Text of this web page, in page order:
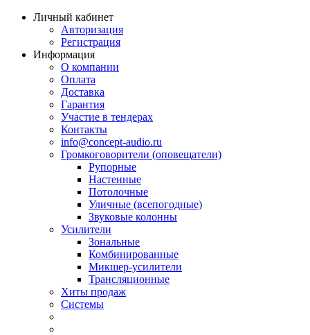
Личный кабинет
Авторизация
Регистрация
Информация
О компании
Оплата
Доставка
Гарантия
Участие в тендерах
Контакты
info@concept-audio.ru
Громкоговорители (оповещатели)
Рупорные
Настенные
Потолочные
Уличные (всепогодные)
Звуковые колонны
Усилители
Зональные
Комбинированные
Микшер-усилители
Трансляционные
Хиты продаж
Системы